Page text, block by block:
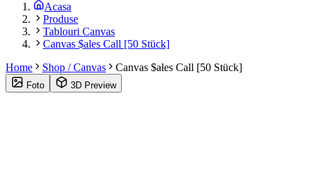
Acasa
Produse
Tablouri Canvas
Canvas $ales Call [50 Stück]
Home
Shop / Canvas Canvas $ales Call [50 Stück]
Foto 3D Preview